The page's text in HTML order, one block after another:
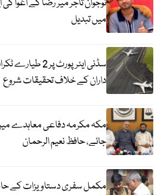
نوجوان تاجر میر رضا کے اغوا
میں تبدیل
سڈنی ایئرپورٹ
داران کے خلاف تحقیقات شروع
مکہ مکرمہ دفاعی معاہدے میں
جائے، حافظ نعیم الرحمان
مکمل سفری دستاویزات کے